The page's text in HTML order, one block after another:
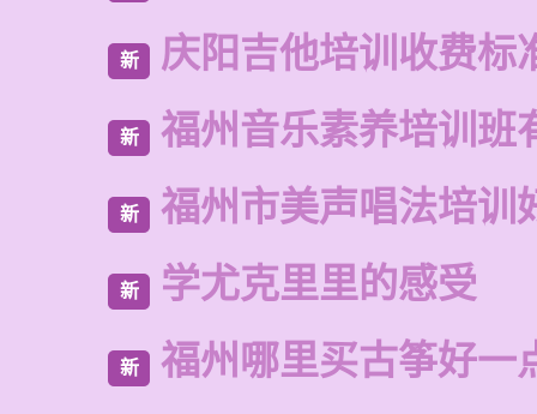
新 庆阳吉他培训收费标
新 福州音乐素养培训班
新 福州市美声唱法培训
新 学尤克里里的感受
新 福州哪里买古筝好一